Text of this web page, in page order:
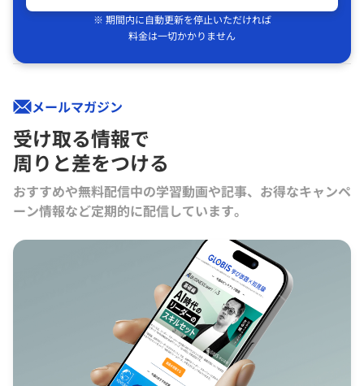
※ 期間内に自動更新を停止いただければ
料金は一切かかりません
メールマガジン
受け取る情報で
周りと差をつける
おすすめや無料配信中の学習動画や記事、お得なキャンペ
ーン情報など定期的に配信しています。